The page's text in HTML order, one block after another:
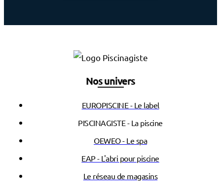
Nos univers
EUROPISCINE - Le label
PISCINAGISTE - La piscine
OEWEO - Le spa
EAP - L'abri pour piscine
Le réseau de magasins